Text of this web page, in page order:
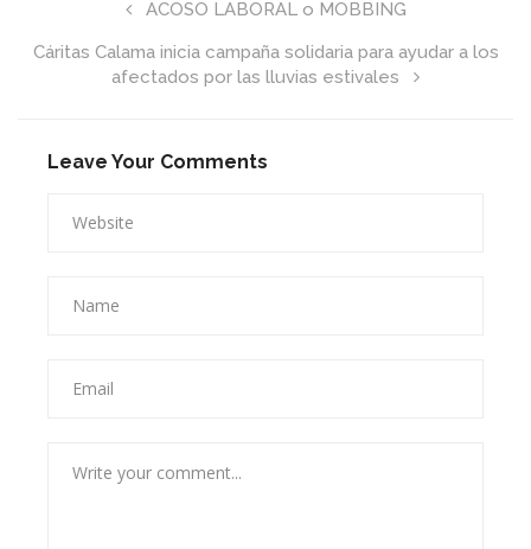
ACOSO LABORAL o MOBBING
Cáritas Calama inicia campaña solidaria para ayudar a los
afectados por las lluvias estivales
Leave Your Comments